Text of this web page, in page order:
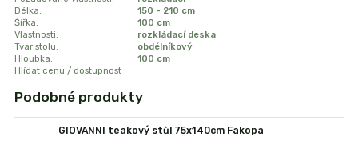
Délka:
150 - 210 cm
Šířka:
100 cm
Vlastnosti:
rozkládací deska
Tvar stolu:
obdélníkový
Hloubka:
100 cm
Hlídat cenu / dostupnost
Podobné produkty
GIOVANNI teakový stůl 75x140cm Fakopa